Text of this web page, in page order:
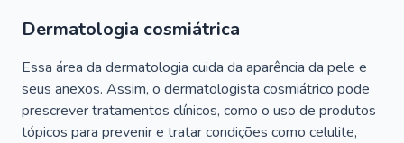
Dermatologia cosmiátrica
Essa área da dermatologia cuida da aparência da pele e
seus anexos. Assim, o dermatologista cosmiátrico pode
prescrever tratamentos clínicos, como o uso de produtos
tópicos para prevenir e tratar condições como celulite,